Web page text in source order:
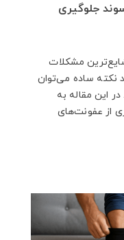
جلوگیری
مشکلات
نکته ساده می‌توان
این مقاله به
از عفونت‌های